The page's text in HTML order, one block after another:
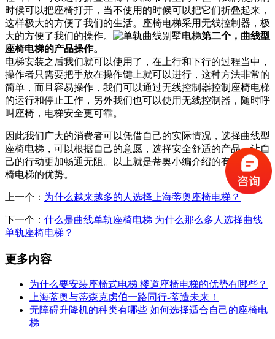
时候可以把座椅打开，当不使用的时候可以把它们折叠起来，
这样极大的方便了我们的生活。座椅电梯采用无线控制器，极
大的方便了我们的操作。
第二个，曲线型
座椅电梯的产品操作。
电梯安装之后我们就可以使用了，在上行和下行的过程当中，
操作者只需要把手放在操作键上就可以进行，这种方法非常的
简单，而且容易操作，我们可以通过无线控制器控制座椅电梯
的运行和停止工作，另外我们也可以使用无线控制器，随时呼
叫座椅，电梯安全更可靠。
因此我们广大的消费者可以凭借自己的实际情况，选择曲线型
座椅电梯，可以根据自己的意愿，选择安全舒适的产品，让自
己的行动更加畅通无阻。以上就是蒂奥小编介绍的有关曲线座
椅电梯的优势。
上一个： 为什么越来越多的人选择上海蒂奥座椅电梯？
下一个： 什么是曲线单轨座椅电梯 为什么那么多人选择曲线
单轨座椅电梯？
更多内容
为什么要安装座椅式电梯 楼道座椅电梯的优势有哪些？
上海蒂奥与蒂森克虏伯一路同行-蒂造未来！
无障碍升降机的种类有哪些 如何选择适合自己的座椅电
梯